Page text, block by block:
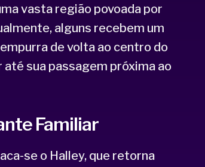
vasta região povoada por
alguns recebem um
de volta ao centro do
sua passagem próxima ao
Familiar
se o Halley, que retorna